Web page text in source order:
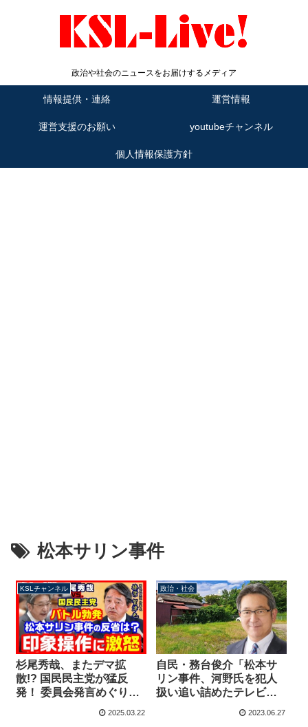
政治や社会のニュースをお届けするメディア
情報提供・連絡 運営情報
運営支援のお願い youtubeチャンネル
個人情報保護方針
松本サリン事件
KSLチャンネル
杉尾秀哉、またデマ拡
散!? 国民民主党が猛反
発！ 委員会発言めぐり榛
リン事件の反省はないの
2025.03.22
政治・社会
自民・務台俊介「松本サ
リン事件、河野氏を犯人
扱い追い詰めたテレビキ
員として追求型の議員活
2023.06.27